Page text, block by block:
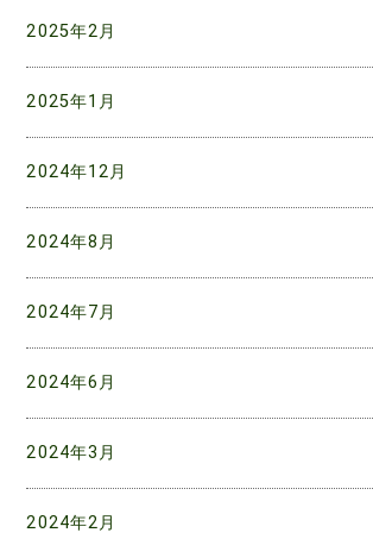
2025年2月
2025年1月
2024年12月
2024年8月
2024年7月
2024年6月
2024年3月
2024年2月